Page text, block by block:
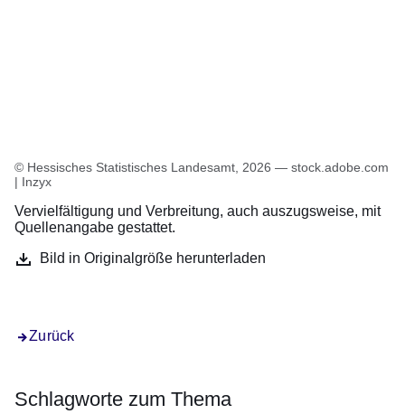
© Hessisches Statistisches Landesamt, 2026 — stock.adobe.com
| Inzyx
Vervielfältigung und Verbreitung, auch auszugsweise, mit
Quellenangabe gestattet.
Bild in Originalgröße herunterladen
Zurück
Schlagworte zum Thema